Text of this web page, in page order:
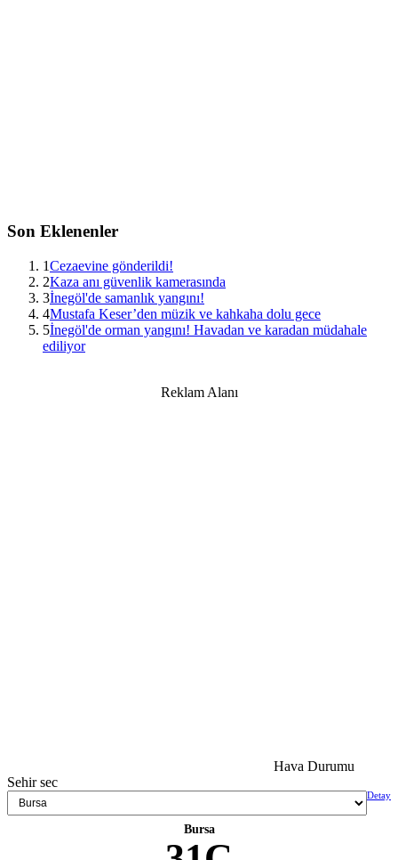
Son Eklenenler
1Cezaevine gönderildi!
2Kaza anı güvenlik kamerasında
3İnegöl'de samanlık yangını!
4Mustafa Keser’den müzik ve kahkaha dolu gece
5İnegöl'de orman yangını! Havadan ve karadan müdahale
ediliyor
Reklam Alanı
Hava Durumu
Sehir sec
Detay
Bursa